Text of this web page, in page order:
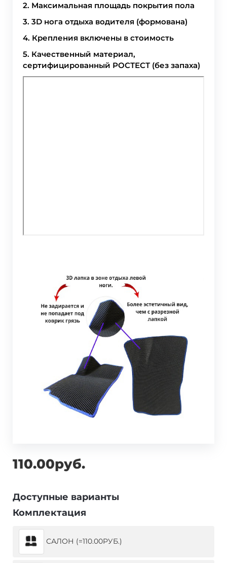
2. Максимальная площадь покрытия пола
3. 3D нога отдыха водителя (формована)
4. Крепления включены в стоимость
5. Качественный материал,
сертифицированный РОСТЕСТ (без запаха)
110.00руб.
Доступные варианты
Комплектация
САЛОН (=110.00РУБ.)